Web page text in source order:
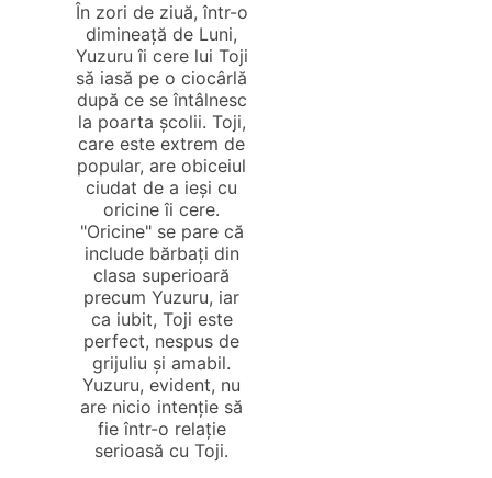
În zori de ziuă, într-o
dimineață de Luni,
Yuzuru îi cere lui Toji
să iasă pe o ciocârlă
după ce se întâlnesc
la poarta școlii. Toji,
care este extrem de
popular, are obiceiul
ciudat de a ieși cu
oricine îi cere.
"Oricine" se pare că
include bărbați din
clasa superioară
precum Yuzuru, iar
ca iubit, Toji este
perfect, nespus de
grijuliu și amabil.
Yuzuru, evident, nu
are nicio intenție să
fie într-o relație
serioasă cu Toji.